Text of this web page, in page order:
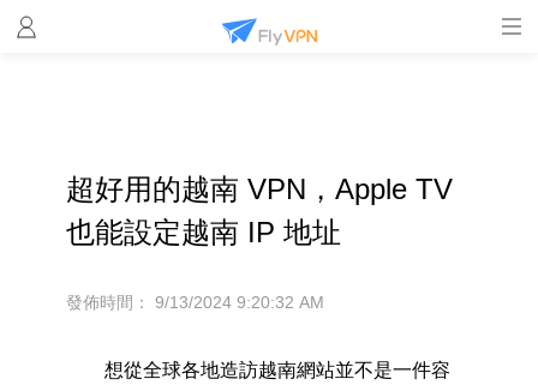
超好用的越南 VPN，Apple TV
也能設定越南 IP 地址
發佈時間： 9/13/2024 9:20:32 AM
想從全球各地造訪越南網站並不是一件容